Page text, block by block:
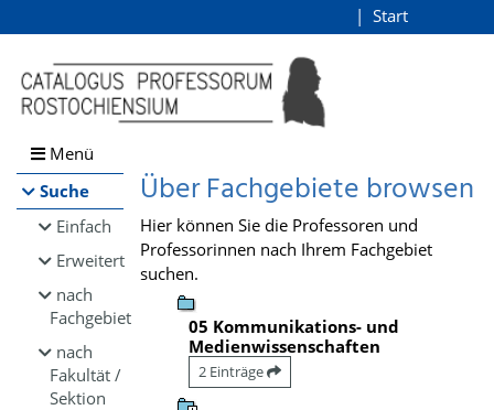
Browsen
direkt zum Inhalt
Start
Menü
Suche
Einfach
Erweitert
nach
Fachgebiet
nach
Fakultät /
Sektion
Über Fachgebiete browsen
Hier können Sie die Professoren und
Professorinnen nach Ihrem Fachgebiet
suchen.
05 Kommunikations- und
Medienwissenschaften
2 Einträge